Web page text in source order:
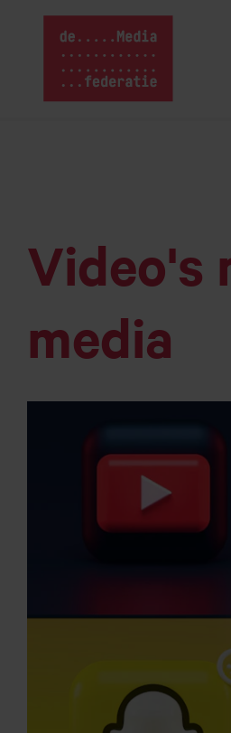
hoofdinhoud
Home
Video's
media